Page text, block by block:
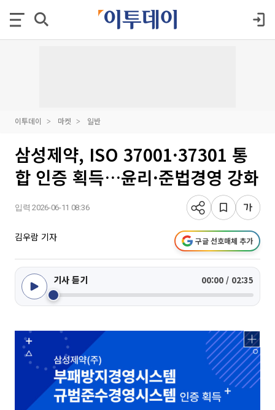
이투데이 마켓 일반
삼성제약, ISO 37001·37301 통
합 인증 획득…윤리·준법경영 강화
입력 2026-06-11 08:36
김우람 기자 구글 선호매체 추가
기사 듣기 00:00 / 02:35